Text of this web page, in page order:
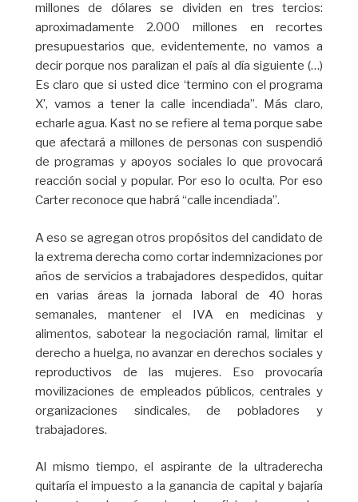
millones de dólares se dividen en tres tercios:
aproximadamente 2.000 millones en recortes
presupuestarios que, evidentemente, no vamos a
decir porque nos paralizan el país al día siguiente (…)
Es claro que si usted dice ‘termino con el programa
X’, vamos a tener la calle incendiada”. Más claro,
echarle agua. Kast no se refiere al tema porque sabe
que afectará a millones de personas con suspendió
de programas y apoyos sociales lo que provocará
reacción social y popular. Por eso lo oculta. Por eso
Carter reconoce que habrá “calle incendiada”.
A eso se agregan otros propósitos del candidato de
la extrema derecha como cortar indemnizaciones por
años de servicios a trabajadores despedidos, quitar
en varias áreas la jornada laboral de 40 horas
semanales, mantener el IVA en medicinas y
alimentos, sabotear la negociación ramal, limitar el
derecho a huelga, no avanzar en derechos sociales y
reproductivos de las mujeres. Eso provocaría
movilizaciones de empleados públicos, centrales y
organizaciones sindicales, de pobladores y
trabajadores.
Al mismo tiempo, el aspirante de la ultraderecha
quitaría el impuesto a la ganancia de capital y bajaría